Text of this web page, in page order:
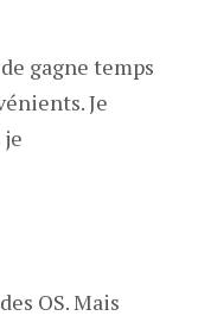
gagne temps
Je
je
OS. Mais